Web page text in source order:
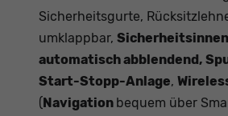
Sicherheitsgurte,
umklappbar,
automatisch abblendend,
Start-Stopp-Anlage,
( Navigation bequem über